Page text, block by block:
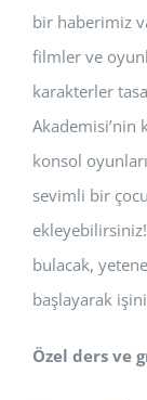
bir haberimiz
filmler ve
karakterler
Akademisi’nin
konsol
sevimli bir
bulacak,
başlayarak
Özel ders ve